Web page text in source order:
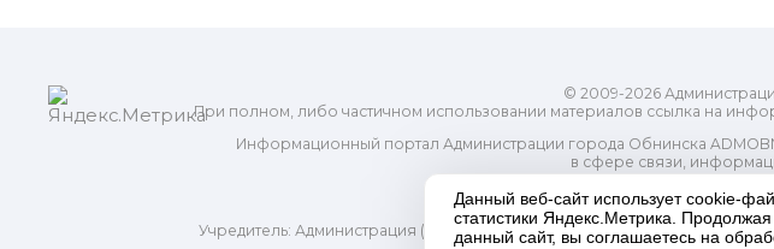
© 2009-2026
При полном, либо частичном использовании материалов ссылка на
Информационный портал Администрации города Обнинска
в сфере связи,
и массовых коммуникаций
Свидетельство о
Учредитель: Администрация (исполнительно-распорядительный орган)
Данный веб-сайт использует cookie-
статистики Яндекс.Метрика. Продолжая
данный сайт, вы соглашаетесь на